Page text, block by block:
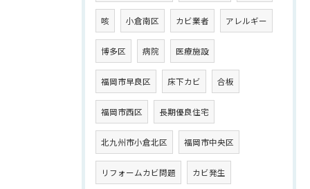
咳 小倉南区 カビ業者 アレルギー
博多区 病院 医療施設
福岡市早良区 床下カビ 合板
福岡市西区 長期優良住宅
北九州市小倉北区 福岡市中央区
リフォームカビ問題 カビ発生